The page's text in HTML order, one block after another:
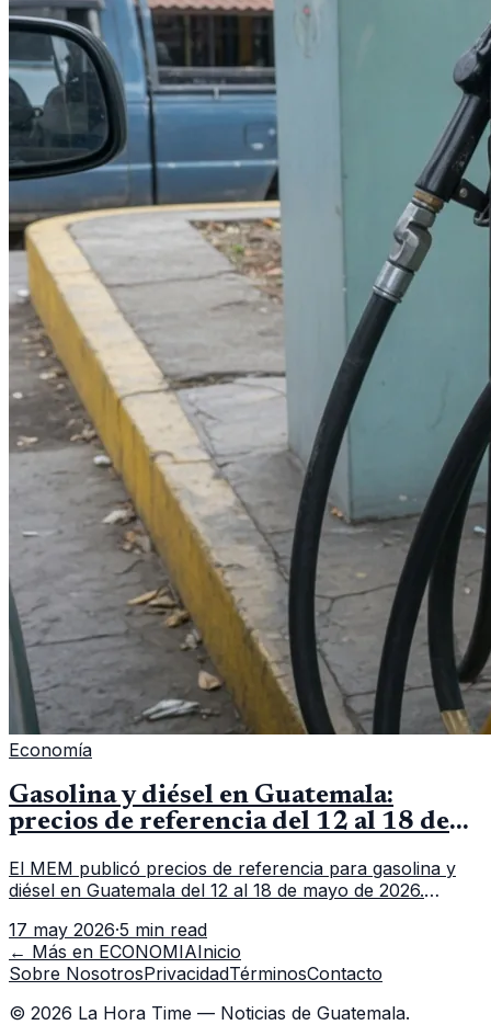
Economía
Gasolina y diésel en Guatemala:
precios de referencia del 12 al 18 de
El MEM publicó precios de referencia para gasolina y
diésel en Guatemala del 12 al 18 de mayo de 2026.
consultar el dato actualizado.
17 may 2026·5 min read
← Más en ECONOMIAInicio
Sobre NosotrosPrivacidadTérminosContacto
© 2026 La Hora Time — Noticias de Guatemala.